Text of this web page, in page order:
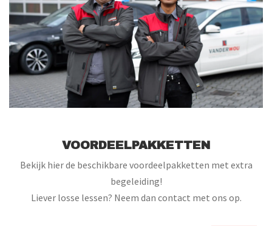
VOORDEELPAKKETTEN
Bekijk hier de beschikbare voordeelpakketten met extra
begeleiding!
Liever losse lessen? Neem dan contact met ons op.